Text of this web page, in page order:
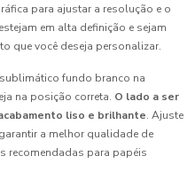
para ajustar a resolução e o
em alta definição e sejam
que você deseja personalizar.
fundo branco na
na posição correta. O lado a ser
liso e brilhante. Ajuste
a melhor qualidade de
recomendadas para papéis